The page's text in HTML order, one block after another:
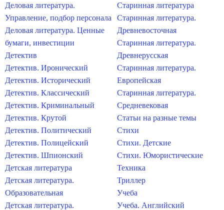
Деловая литература.
Управление, подбор персонала
Деловая литература. Ценные
бумаги, инвестиции
Детектив
Детектив. Иронический
Детектив. Исторический
Детектив. Классический
Детектив. Криминальный
Детектив. Крутой
Детектив. Политический
Детектив. Полицейский
Детектив. Шпионский
Детская литература
Детская литература.
Образовательная
Детская литература.
Старинная литература
Старинная литература.
Древневосточная
Старинная литература.
Древнерусская
Старинная литература.
Европейская
Старинная литература.
Средневековая
Статьи на разные темы
Стихи
Стихи. Детские
Стихи. Юмористические
Техника
Триллер
Учеба
Учеба. Английский